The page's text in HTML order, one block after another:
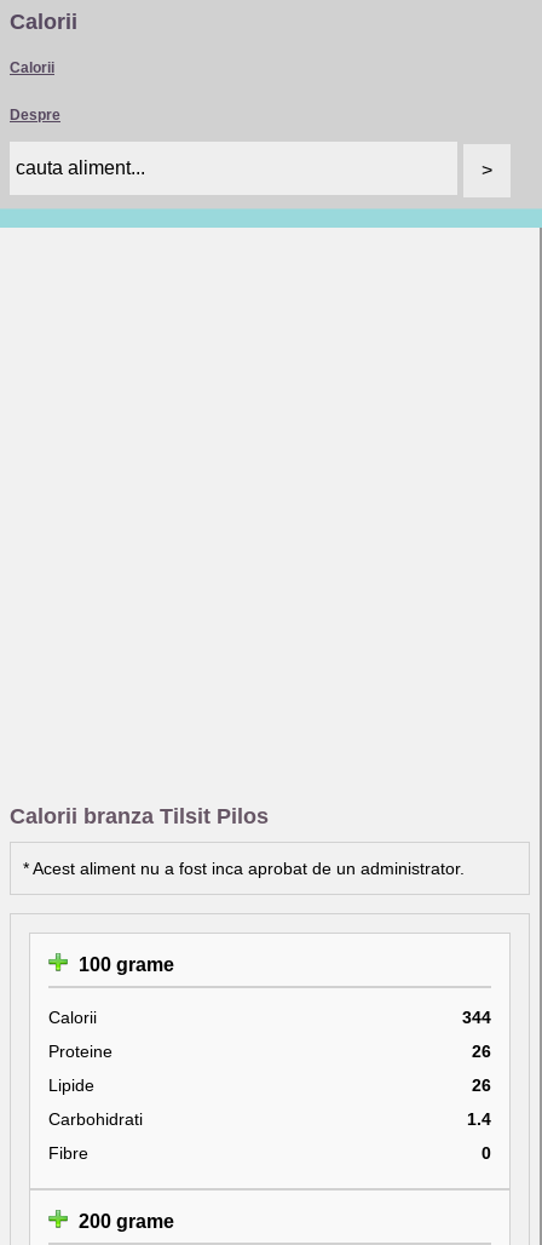
Calorii
Calorii
Despre
Calorii branza Tilsit Pilos
* Acest aliment nu a fost inca aprobat de un administrator.
100 grame
Calorii
344
Proteine
26
Lipide
26
Carbohidrati
1.4
Fibre
0
200 grame